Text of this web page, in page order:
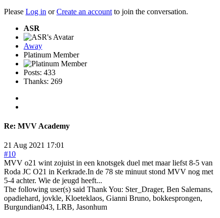
Please Log in orCreate an account to join the conversation.
ASR
Away
Platinum Member
Posts: 433
Thanks: 269
Re: MVV Academy
21 Aug 2021 17:01
#10
MVV o21 wint zojuist in een knotsgek duel met maar liefst 8-5 van
Roda JC O21 in Kerkrade.In de 78 ste minuut stond MVV nog met
5-4 achter. Wie de jeugd heeft...
The following user(s) said Thank You: Ster_Drager, Ben Salemans,
opadiehard, jovkle, Kloeteklaos, Gianni Bruno, bokkesprongen,
Burgundian043, LRB, Jasonhum